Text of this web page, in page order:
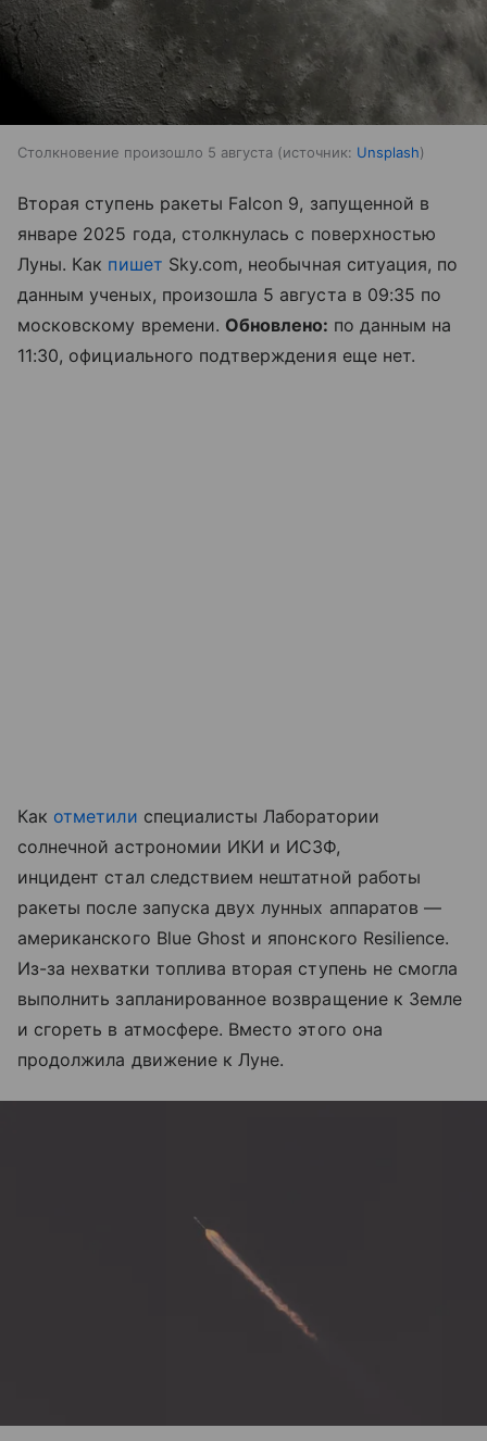
Столкновение произошло 5 августа источник: Unsplash
Вторая ступень ракеты Falcon 9, запущенной в
январе 2025 года, столкнулась с поверхностью
Луны. Как пишет Sky.com, необычная ситуация, по
данным ученых, произошла 5 августа в 09:35 по
московскому времени. Обновлено: по данным на
11:30, официального подтверждения еще нет.
Как отметили специалисты Лаборатории
солнечной астрономии ИКИ и ИСЗФ,
инцидент стал следствием нештатной работы
ракеты после запуска двух лунных аппаратов —
американского Blue Ghost и японского Resilience.
Из-за нехватки топлива вторая ступень не смогла
выполнить запланированное возвращение к Земле
и сгореть в атмосфере. Вместо этого она
продолжила движение к Луне.